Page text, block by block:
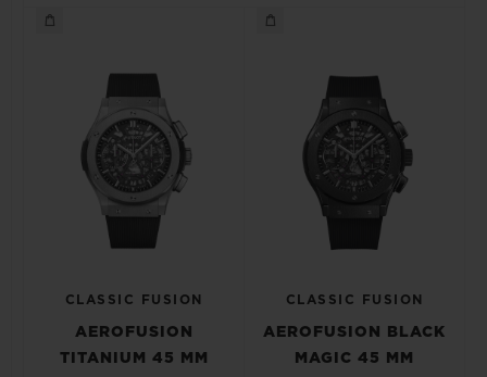
CLASSIC FUSION
AEROFUSION
TITANIUM 45 MM
CLASSIC FUSION
AEROFUSION BLACK
MAGIC 45 MM